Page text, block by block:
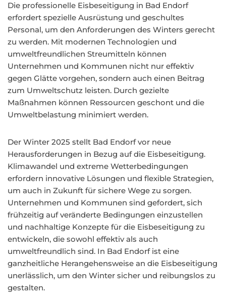
Die professionelle Eisbeseitigung in Bad Endorf
erfordert spezielle Ausrüstung und geschultes
Personal, um den Anforderungen des Winters gerecht
zu werden. Mit modernen Technologien und
umweltfreundlichen Streumitteln können
Unternehmen und Kommunen nicht nur effektiv
gegen Glätte vorgehen, sondern auch einen Beitrag
zum Umweltschutz leisten. Durch gezielte
Maßnahmen können Ressourcen geschont und die
Umweltbelastung minimiert werden.
Der Winter 2025 stellt Bad Endorf vor neue
Herausforderungen in Bezug auf die Eisbeseitigung.
Klimawandel und extreme Wetterbedingungen
erfordern innovative Lösungen und flexible Strategien,
um auch in Zukunft für sichere Wege zu sorgen.
Unternehmen und Kommunen sind gefordert, sich
frühzeitig auf veränderte Bedingungen einzustellen
und nachhaltige Konzepte für die Eisbeseitigung zu
entwickeln, die sowohl effektiv als auch
umweltfreundlich sind. In Bad Endorf ist eine
ganzheitliche Herangehensweise an die Eisbeseitigung
unerlässlich, um den Winter sicher und reibungslos zu
gestalten.